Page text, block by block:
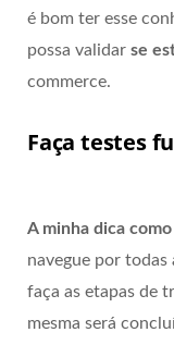
é bom ter esse
possa validar se
commerce.
Faça testes
A minha dica
navegue por todas
faça as etapas de
mesma será